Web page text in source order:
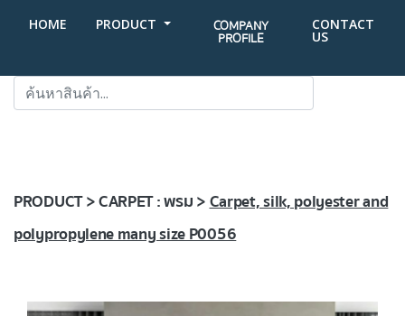
HOME PRODUCT COMPANY
PROFILE
CONTACT
US
PRODUCT > CARPET : พรม >Carpet, silk, polyester and
polypropylene many size P0056